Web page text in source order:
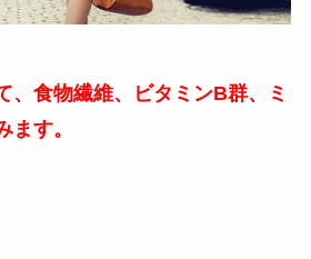
、食物繊維、ビタミンB群、ミ
ます。